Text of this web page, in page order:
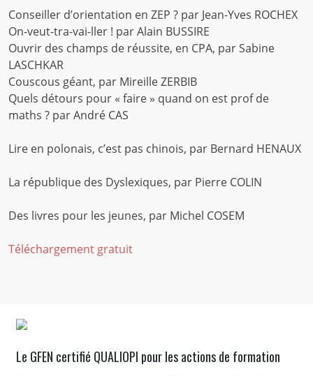
Conseiller d’orientation en ZEP ? par Jean-Yves ROCHEX
On-veut-tra-vai-ller ! par Alain BUSSIRE
Ouvrir des champs de réussite, en CPA, par Sabine
LASCHKAR
Couscous géant, par Mireille ZERBIB
Quels détours pour « faire » quand on est prof de
maths ? par André CAS
Lire en polonais, c’est pas chinois, par Bernard HENAUX
La république des Dyslexiques, par Pierre COLIN
Des livres pour les jeunes, par Michel COSEM
Téléchargement gratuit
Le GFEN certifié QUALIOPI pour les actions de formation